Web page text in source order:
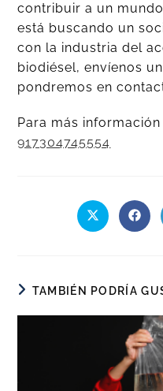
contribuir a un
está buscando un
con la industria del
biodiésel, envíenos
pondremos en
Para más
917304745554
TAMBIÉN PODRÍA